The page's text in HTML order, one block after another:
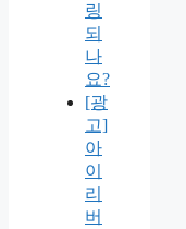
링
되
나
요?
[광
고]
아
이
리
버